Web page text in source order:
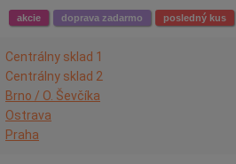
akcie doprava zadarmo posledný kus
Centrálny sklad 1
Centrálny sklad 2
Brno / O. Ševčíka
Ostrava
Praha